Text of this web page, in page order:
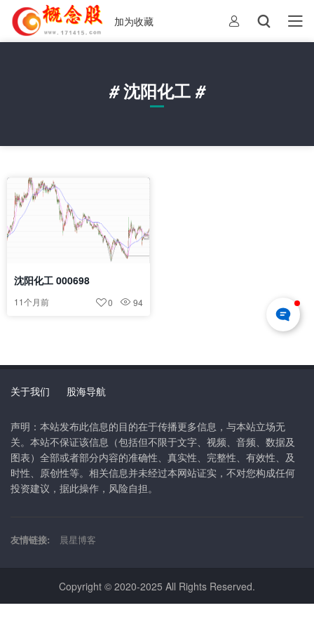
加为收藏
#沈阳化工 #
沈阳化工 000698
11个月前 94
0
关于我们 股海导航
声明：本站发布此信息的目的在于传播更多信息，与本站立场无
关。本站不保证该信息（包括但不限于文字、视频、音频、数据及
图表）全部或者部分内容的准确性、真实性、完整性、有效性、及
时性、原创性等。相关信息并未经过本网站证实，不对您构成任何
投资建议，据此操作，风险自担。
友情链接: 晨星博客
Copyright © 2020-2025 All Rights Reserved.